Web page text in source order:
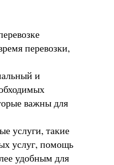
перевозки,
и
важны для
услуги, такие
услуг, помощь
удобным для